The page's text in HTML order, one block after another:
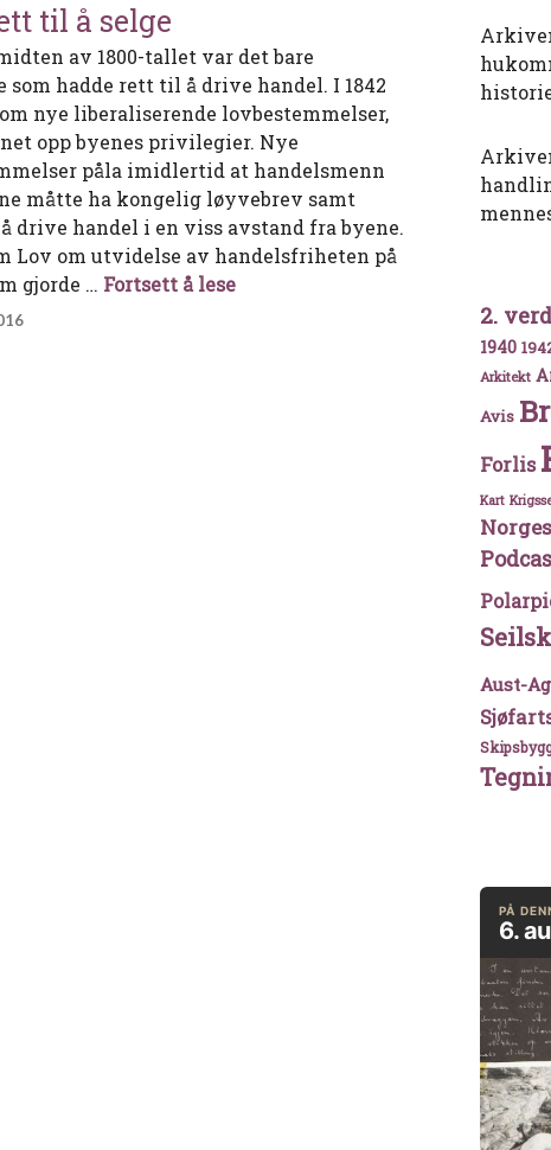
til å selge
av 1800-tallet var det bare
som hadde rett til å drive handel. I 1842
nye liberaliserende lovbestemmelser,
opp byenes privilegier. Nye
påla imidlertid at handelsmenn
måtte ha kongelig løyvebrev samt
drive handel i en viss avstand fra byene.
Lov om utvidelse av handelsfriheten på
gjorde … Fortsett å leseMed rett til å selge
2.
1940
Arkitekt
Avis
Forlis
Kart
Aust-